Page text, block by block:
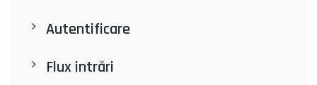
Autentificare
Flux intrări